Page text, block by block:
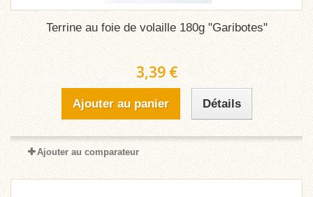
Terrine au foie de volaille 180g "Garibotes"
3,39 €
Ajouter au panier Détails
Ajouter au comparateur